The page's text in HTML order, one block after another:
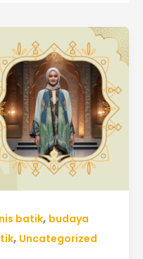
batik, budaya
, Uncategorized